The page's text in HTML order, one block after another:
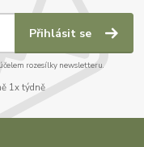
Přihlásit se
rozesílky newsletteru.
1x týdně